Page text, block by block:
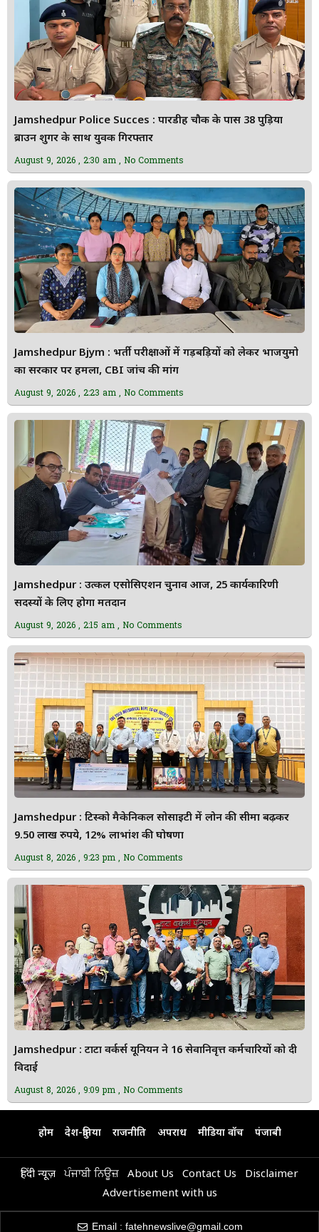
Jamshedpur Police Succes : पारडीह चौक के पास 38 पुड़िया
ब्राउन शुगर के साथ युवक गिरफ्तार
August 9, 2026 2:30 am No Comments
Jamshedpur Bjym : भर्ती परीक्षाओं में गड़बड़ियों को लेकर भाजयुमो
का सरकार पर हमला, CBI जांच की मांग
August 9, 2026 2:23 am No Comments
Jamshedpur : उत्कल एसोसिएशन चुनाव आज, 25 कार्यकारिणी
सदस्यों के लिए होगा मतदान
August 9, 2026 2:15 am No Comments
Jamshedpur : टिस्को मैकेनिकल सोसाइटी में लोन की सीमा बढ़कर
9.50 लाख रुपये, 12% लाभांश की घोषणा
August 8, 2026 9:23 pm No Comments
Jamshedpur : टाटा वर्कर्स यूनियन ने 16 सेवानिवृत्त कर्मचारियों को दी
विदाई
August 8, 2026 9:09 pm No Comments
होम देश-दुनिया राजनीति अपराध मीडिया वॉच पंजाबी
हिंदी न्यूज़ ਪੰਜਾਬੀ ਨਿਊਜ਼ About Us Contact Us
Disclaimer
Advertisement with us
Email : fatehnewslive@gmail.com